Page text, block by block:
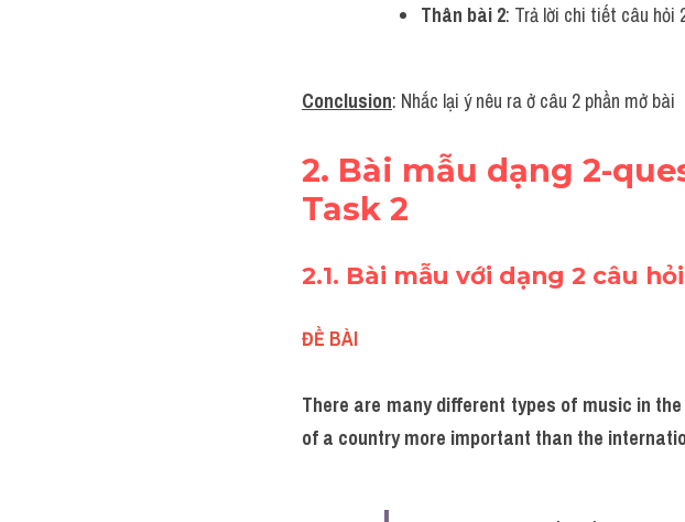
Thân bài 2: Trả lời chi tiết câu hỏi
Conclusion: Nhắc lại ý nêu ra ở câu 2 phần mở bài
2. Bài mẫu dạng 2-
Task 2
2.1. Bài mẫu với dạng 2 câu
ĐỀ BÀI
There are many different types of music in
of a country more important than the